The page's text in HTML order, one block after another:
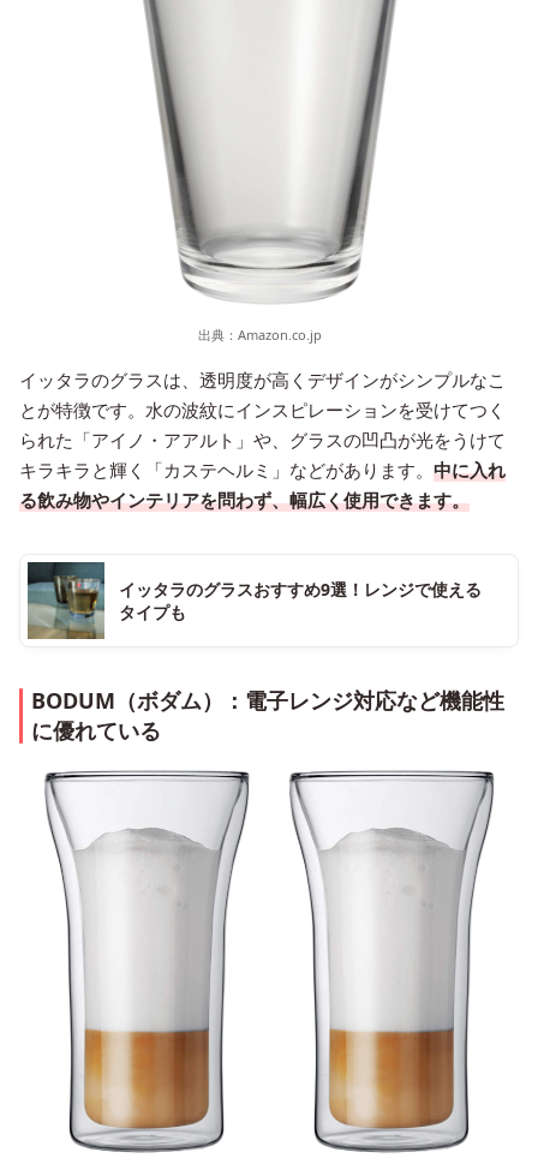
出典： Amazon.co.jp
イッタラのグラスは、透明度が高くデザインがシンプルなこ
とが特徴です。水の波紋にインスピレーションを受けてつく
られた「アイノ・アアルト」や、グラスの凹凸が光をうけて
キラキラと輝く「カステヘルミ」などがあります。 中に入れ
る飲み物やインテリアを問わず、幅広く使用できます。
イッタラのグラスおすすめ9選！レンジで使える
タイプも
BODUM（ボダム）：電子レンジ対応など機能性
に優れている